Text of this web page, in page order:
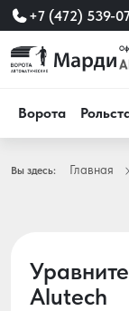
+7 (472) 539-
Ворота
Вы здесь: Главная
Alutech